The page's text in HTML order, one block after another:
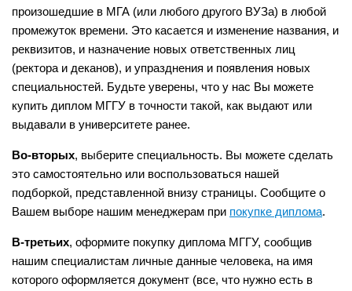
произошедшие в МГА (или любого другого ВУЗа) в любой
промежуток времени. Это касается и изменение названия, и
реквизитов, и назначение новых ответственных лиц
(ректора и деканов), и упразднения и появления новых
специальностей. Будьте уверены, что у нас Вы можете
купить диплом МГГУ в точности такой, как выдают или
выдавали в университете ранее.
Во-вторых, выберите специальность. Вы можете сделать
это самостоятельно или воспользоваться нашей
подборкой, представленной внизу страницы. Сообщите о
Вашем выборе нашим менеджерам при покупке диплома.
В-третьих, оформите покупку диплома МГГУ, сообщив
нашим специалистам личные данные человека, на имя
которого оформляется документ (все, что нужно есть в